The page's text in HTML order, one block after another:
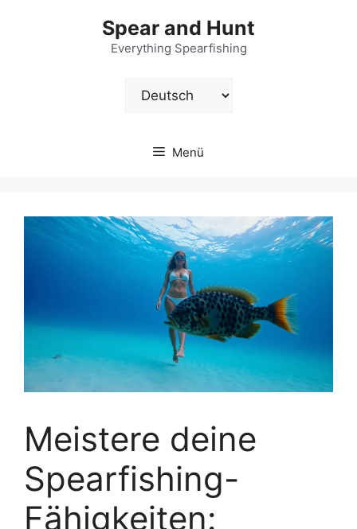
Spear and Hunt
Everything Spearfishing
Sprache
auswählen
Menü
Meistere deine
Spearfishing-
Fähigkeiten: